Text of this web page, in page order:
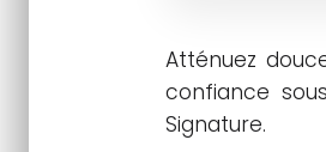
Atténuez
confiance
Signature.